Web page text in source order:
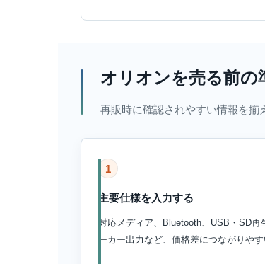
オリオンを売る前の
再販時に確認されやすい情報を揃
1
主要仕様を入力する
対応メディア、Bluetooth、USB・SD
ーカー出力など、価格差につながりや